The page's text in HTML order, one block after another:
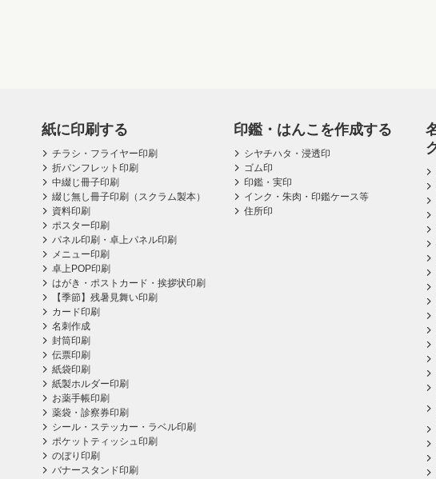
紙に印刷する
チラシ・フライヤー印刷
折パンフレット印刷
中綴じ冊子印刷
綴じ無し冊子印刷（スクラム製本）
資料印刷
ポスター印刷
パネル印刷・卓上パネル印刷
メニュー印刷
卓上POP印刷
はがき・ポストカード・挨拶状印刷
【季節】残暑見舞い印刷
カード印刷
名刺作成
封筒印刷
伝票印刷
紙袋印刷
紙製ホルダー印刷
お薬手帳印刷
薬袋・診察券印刷
シール・ステッカー・ラベル印刷
ポケットティッシュ印刷
のぼり印刷
バナースタンド印刷
印鑑・はんこを作成する
シヤチハタ・浸透印
ゴム印
印鑑・実印
インク・朱肉・印鑑ケース等
住所印